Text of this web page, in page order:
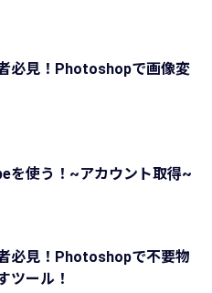
必見！Photoshopで画像変
を使う！~アカウント取得~
必見！Photoshopで不要物
ツール！